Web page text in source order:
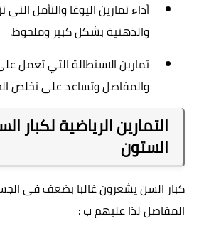
أداء تمارين اليوغا والتأمل
والذهنية بشكل كبير وملحوظ.
تمارين الاستطالة التي تعمل
والمفاصل وتساعد على تخلص
التمارين الرياضية
الستون
كبار السن يشعرون غالبا بضعف فى
المفاصل لذا عليهم ب :